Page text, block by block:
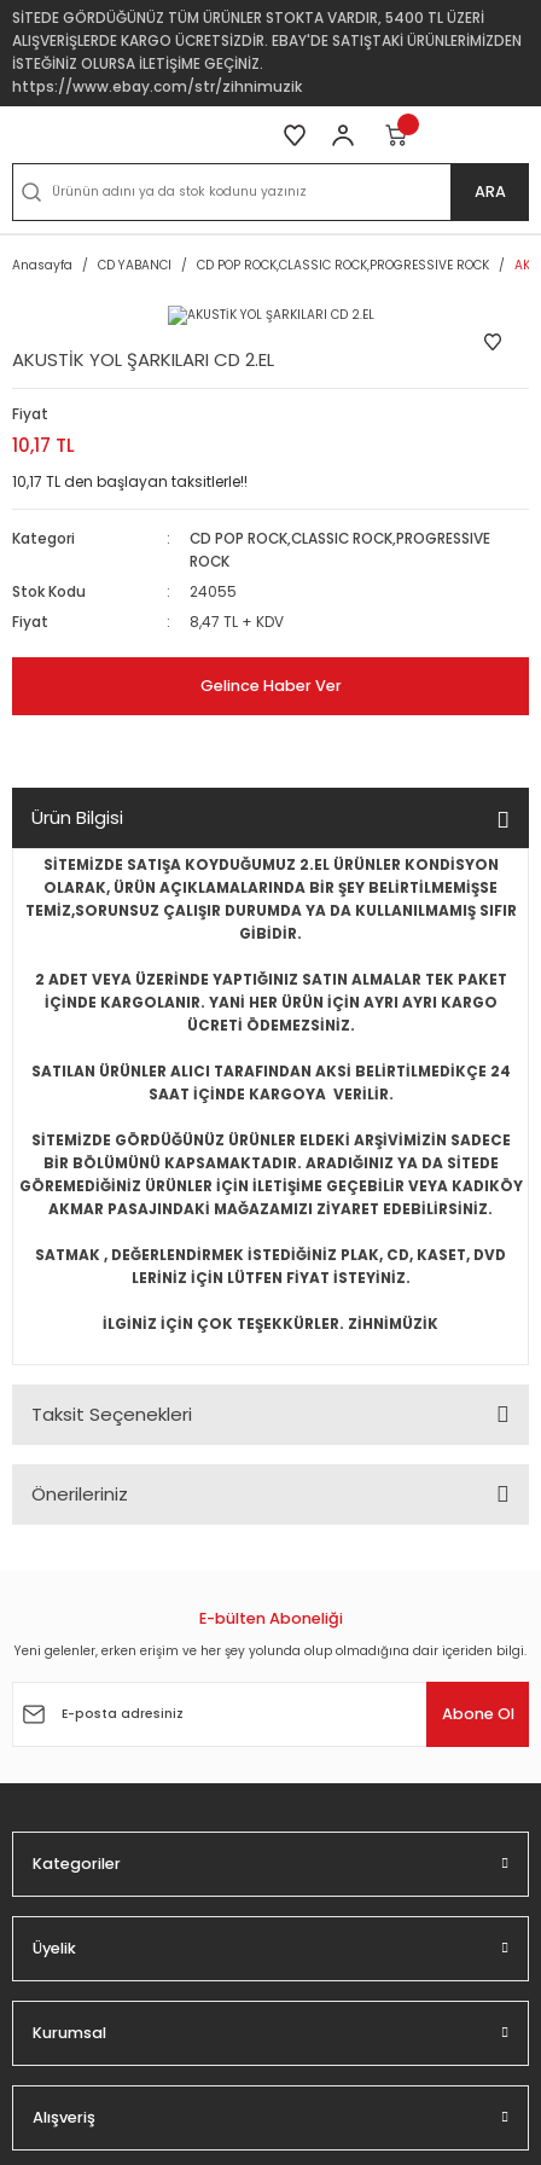
SİTEDE GÖRDÜĞÜNÜZ TÜM ÜRÜNLER STOKTA VARDIR, 5400 TL ÜZERİ
ALIŞVERİŞLERDE KARGO ÜCRETSİZDİR. EBAY'DE SATIŞTAKİ ÜRÜNLERİMİZDEN
İSTEĞİNİZ OLURSA İLETİŞİME GEÇİNİZ.
https://www.ebay.com/str/zihnimuzik
ARA
Anasayfa CD YABANCI CD POP ROCK,CLASSIC ROCK,PROGRESSIVE ROCK
AKUSTİK YOL ŞARKILARI CD 2.EL
Fiyat
10,17 TL
10,17 TL den başlayan taksitlerle!!
Kategori
CD POP ROCK,CLASSIC ROCK,PROGRESSIVE
ROCK
Stok Kodu
24055
Fiyat
8,47 TL + KDV
Gelince Haber Ver
Ürün Bilgisi
SİTEMİZDE SATIŞA KOYDUĞUMUZ 2.EL ÜRÜNLER KONDİSYON
OLARAK, ÜRÜN AÇIKLAMALARINDA BİR ŞEY BELİRTİLMEMİŞSE
TEMİZ,SORUNSUZ ÇALIŞIR DURUMDA YA DA KULLANILMAMIŞ SIFIR
GİBİDİR.
2 ADET VEYA ÜZERİNDE YAPTIĞINIZ SATIN ALMALAR TEK PAKET
İÇİNDE KARGOLANIR. YANİ HER ÜRÜN İÇİN AYRI AYRI KARGO
ÜCRETİ ÖDEMEZSİNİZ.
SATILAN ÜRÜNLER ALICI TARAFINDAN AKSİ BELİRTİLMEDİKÇE 24
SAAT İÇİNDE KARGOYA VERİLİR.
SİTEMİZDE GÖRDÜĞÜNÜZ ÜRÜNLER ELDEKİ ARŞİVİMİZİN SADECE
BİR BÖLÜMÜNÜ KAPSAMAKTADIR. ARADIĞINIZ YA DA SİTEDE
GÖREMEDİĞİNİZ ÜRÜNLER İÇİN İLETİŞİME GEÇEBİLİR VEYA KADIKÖY
AKMAR PASAJINDAKİ MAĞAZAMIZI ZİYARET EDEBİLİRSİNİZ.
SATMAK , DEĞERLENDİRMEK İSTEDİĞİNİZ PLAK, CD, KASET, DVD
LERİNİZ İÇİN LÜTFEN FİYAT İSTEYİNİZ.
İLGİNİZ İÇİN ÇOK TEŞEKKÜRLER. ZİHNİMÜZİK
Taksit Seçenekleri
Önerileriniz
Görüş ve önerileriniz için teşekkür ederiz.
Ürün açıklamasında eksik bilgiler bulunuyor.
E-bülten Aboneliği
Yeni gelenler, erken erişim ve her şey yolunda olup olmadığına dair içeriden bilgi.
Abone Ol
Kategoriler
Üyelik
Kurumsal
Alışveriş